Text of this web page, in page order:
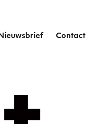
Nieuwsbrief Contact